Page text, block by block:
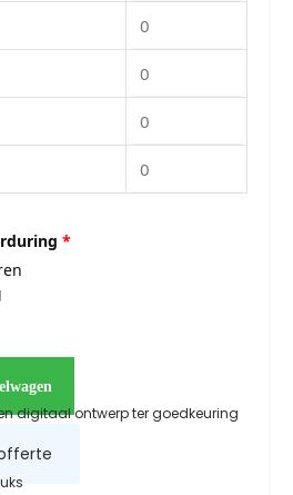
*
digitaal ontwerp ter goedkeuring